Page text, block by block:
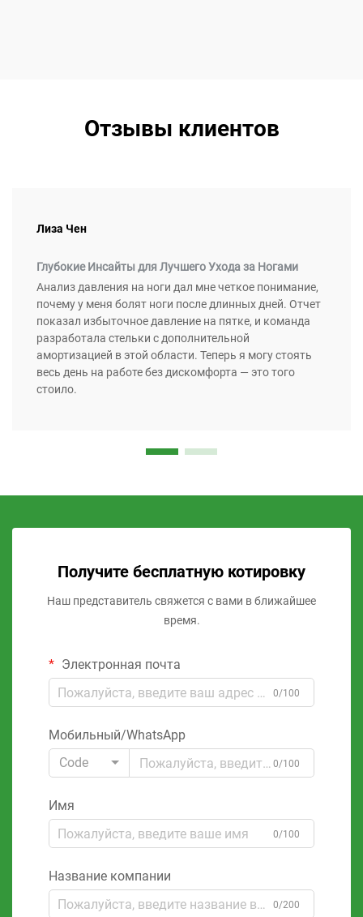
Отзывы клиентов
Лиза Чен
Глубокие Инсайты для Лучшего Ухода за Ногами
Анализ давления на ноги дал мне четкое понимание,
почему у меня болят ноги после длинных дней. Отчет
показал избыточное давление на пятке, и команда
разработала стельки с дополнительной
амортизацией в этой области. Теперь я могу стоять
весь день на работе без дискомфорта — это того
стоило.
Получите бесплатную котировку
Наш представитель свяжется с вами в ближайшее
время.
Электронная почта
0/100
Мобильный/WhatsApp
Code
0/100
Имя
0/100
Название компании
0/200